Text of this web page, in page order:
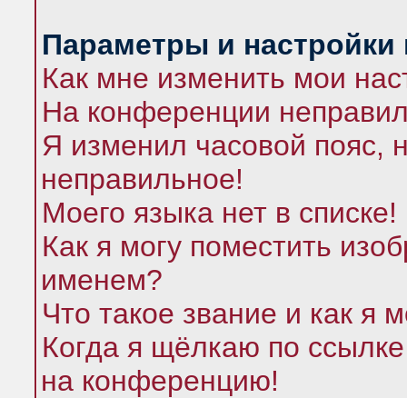
Параметры и настройки
Как мне изменить мои
На конференции
Я изменил часовой пояс,
неправильное!
Моего языка нет в списке!
Как я могу поместить
именем?
Что такое звание и как я
Когда я щёлкаю по
на конференцию!